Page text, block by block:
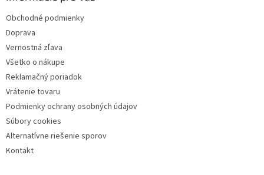
Obchodné podmienky
Doprava
Vernostná zľava
Všetko o nákupe
Reklamačný poriadok
Vrátenie tovaru
Podmienky ochrany osobných údajov
Súbory cookies
Alternatívne riešenie sporov
Kontakt